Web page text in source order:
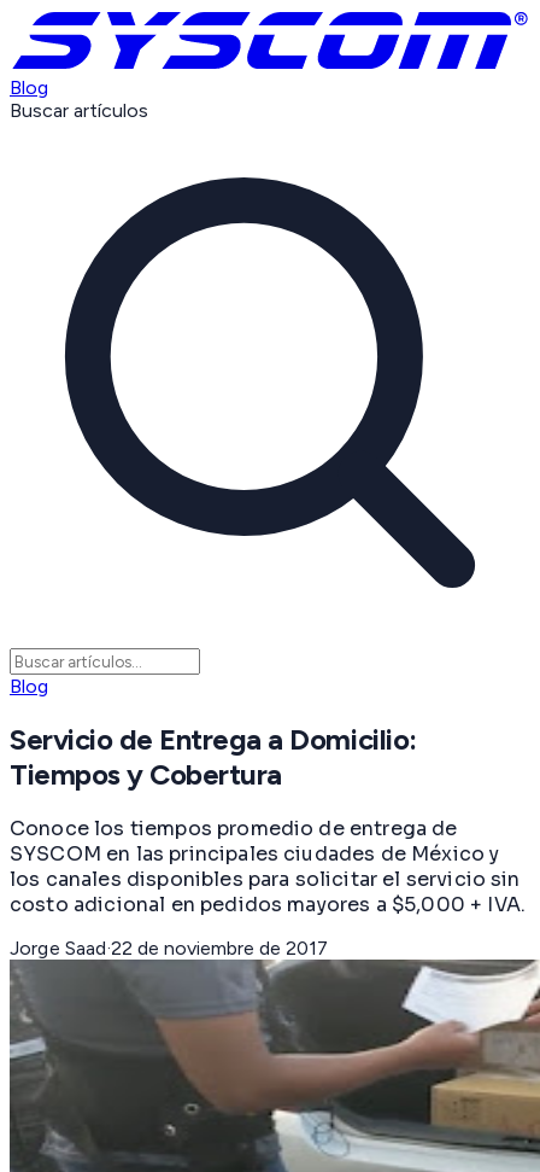
Blog
Buscar artículos
Blog
Servicio de Entrega a Domicilio:
Tiempos y Cobertura
Conoce los tiempos promedio de entrega de
SYSCOM en las principales ciudades de México y
los canales disponibles para solicitar el servicio sin
costo adicional en pedidos mayores a $5,000 + IVA.
Jorge Saad·22 de noviembre de 2017